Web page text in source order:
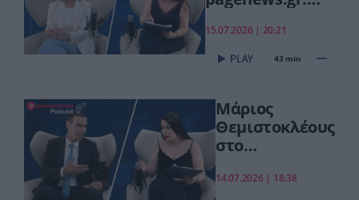
"ΠΡΟΛΑΜΒΑΝΩ"
έσωσε ζωές –
δυναμικά»
15.07.2026 | 20:21
43 min
Μάριος
Θεμιστοκλέους
στο
«Το νέο ΕΣΥ
14.07.2026 | 18:38